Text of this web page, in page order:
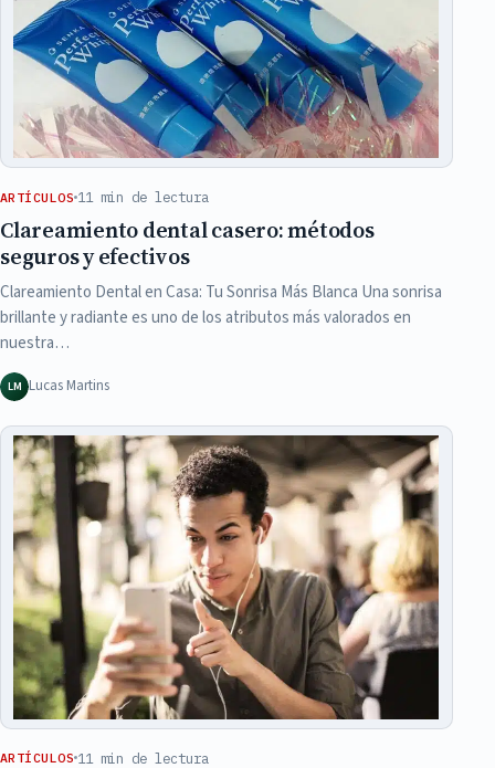
ARTÍCULOS 11 min de lectura
Clareamiento dental casero: métodos
seguros y efectivos
Clareamiento Dental en Casa: Tu Sonrisa Más Blanca Una sonrisa
brillante y radiante es uno de los atributos más valorados en
nuestra…
LM Lucas Martins
ARTÍCULOS 11 min de lectura